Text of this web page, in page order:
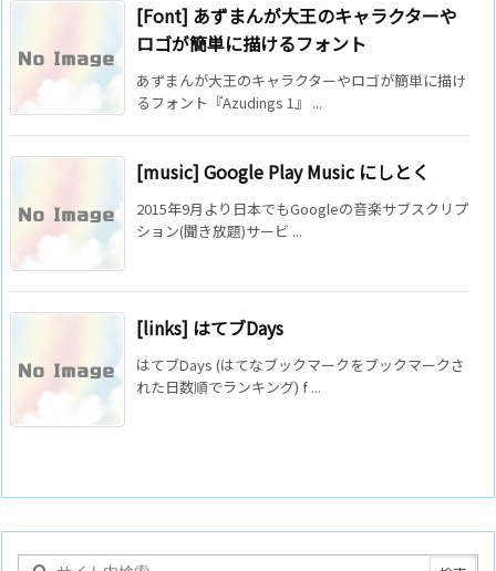
[Font] あずまんが大王のキャラクターや
ロゴが簡単に描けるフォント
あずまんが大王のキャラクターやロゴが簡単に描け
るフォント『Azudings 1』 ...
[music] Google Play Music にしとく
2015年9月より日本でもGoogleの音楽サブスクリプ
ション(聞き放題)サービ ...
[links] はてブDays
はてブDays (はてなブックマークをブックマークさ
れた日数順でランキング) f ...